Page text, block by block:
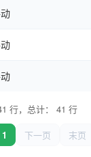
行，总计： 41 行
1 下一页 末页